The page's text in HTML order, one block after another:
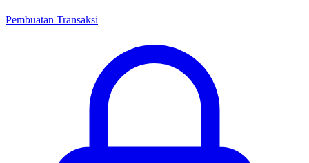
Pembuatan Transaksi